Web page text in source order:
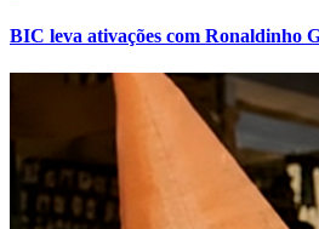
BIC leva ativações com Ronaldinho